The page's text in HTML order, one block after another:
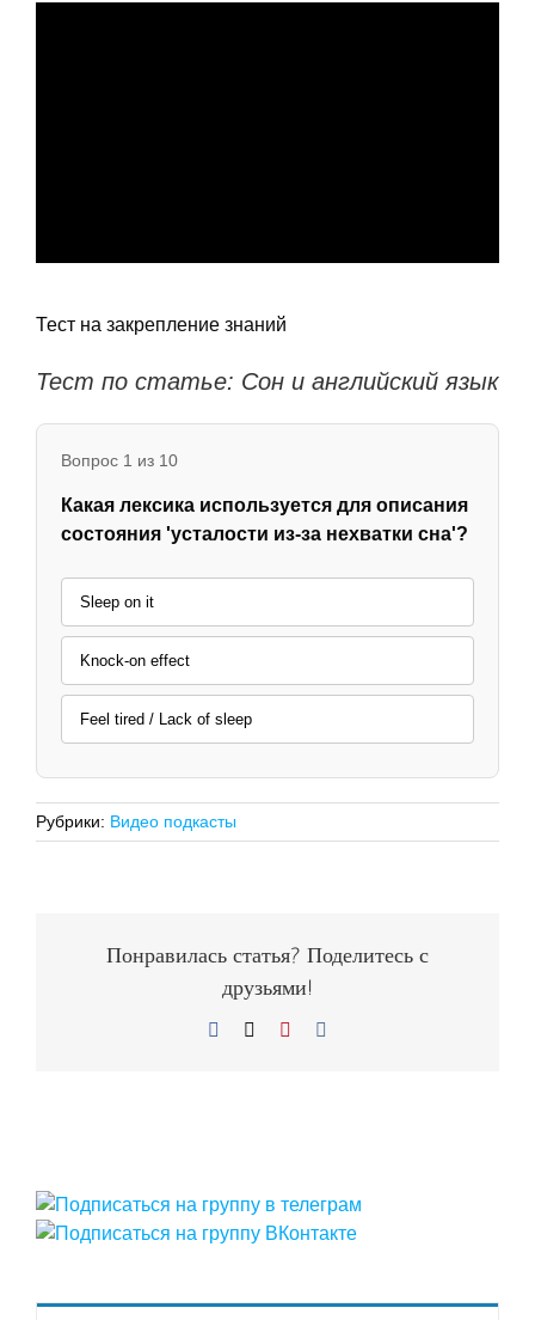
Тест на закрепление знаний
Тест по статье: Сон и английский язык
Вопрос 1 из 10
Какая лексика используется для описания
состояния 'усталости из-за нехватки сна'?
Sleep on it
Knock-on effect
Feel tired / Lack of sleep
Рубрики: Видео подкасты
Понравилась статья? Поделитесь с
друзьями!
Facebook Pinterest